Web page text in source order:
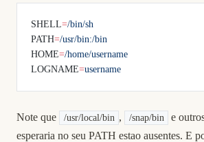
SHELL=/bin/sh
PATH=/usr/bin:/bin
HOME=/home/username
LOGNAME=username
Note que /usr/local/bin , /snap/bin
e
esperaria no seu PATH estao ausentes. E